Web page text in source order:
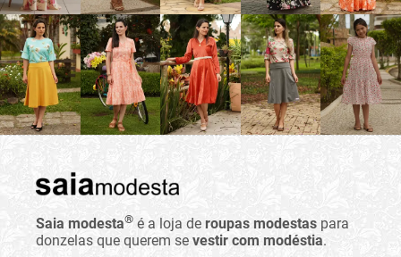
Saia modesta® é a loja de roupas modestas para
donzelas que querem se vestir com modéstia.